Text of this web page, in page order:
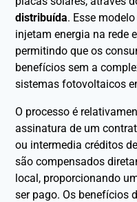
distribuída. Esse
injetam energia na rede
permitindo que os
benefícios sem a
sistemas fotovoltaicos
O processo é
assinatura de um
ou intermedia créditos
são compensados
local, proporcionando
ser pago. Os benefícios